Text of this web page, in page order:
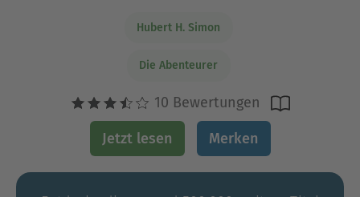
Hubert H. Simon
Die Abenteurer
10 Bewertungen
Jetzt lesen Merken